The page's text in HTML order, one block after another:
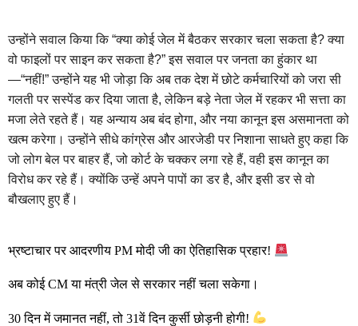
उन्होंने सवाल किया कि “क्या कोई जेल में बैठकर सरकार चला सकता है? क्या
वो फाइलों पर साइन कर सकता है?” इस सवाल पर जनता का हुंकार था
—“नहीं!” उन्होंने यह भी जोड़ा कि अब तक देश में छोटे कर्मचारियों को जरा सी
गलती पर सस्पेंड कर दिया जाता है, लेकिन बड़े नेता जेल में रहकर भी सत्ता का
मजा लेते रहते हैं। यह अन्याय अब बंद होगा, और नया कानून इस असमानता को
खत्म करेगा। उन्होंने सीधे कांग्रेस और आरजेडी पर निशाना साधते हुए कहा कि
जो लोग बेल पर बाहर हैं, जो कोर्ट के चक्कर लगा रहे हैं, वही इस कानून का
विरोध कर रहे हैं। क्योंकि उन्हें अपने पापों का डर है, और इसी डर से वो
बौखलाए हुए हैं।
भ्रष्टाचार पर आदरणीय PM मोदी जी का ऐतिहासिक प्रहार!
अब कोई CM या मंत्री जेल से सरकार नहीं चला सकेगा।
30 दिन में जमानत नहीं, तो 31वें दिन कुर्सी छोड़नी होगी!